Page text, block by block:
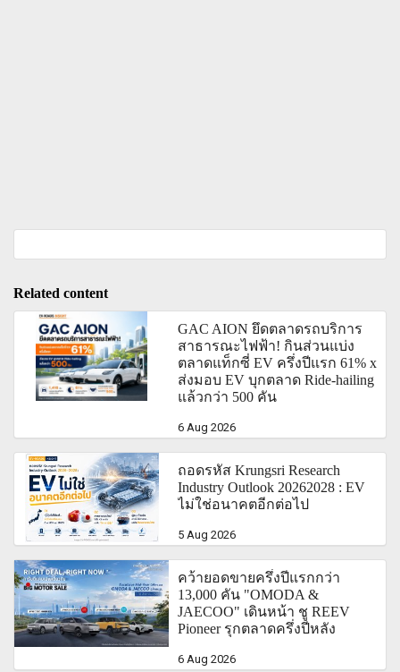
Related content
GAC AION ยึดตลาดรถบริการ
สาธารณะไฟฟ้า! กินส่วนแบ่ง
ตลาดแท็กซี่ EV ครึ่งปีแรก 61% x
ส่งมอบ EV บุกตลาด Ride-hailing
แล้วกว่า 500 คัน
6 Aug 2026
ถอดรหัส Krungsri Research
Industry Outlook 20262028 : EV
ไม่ใช่อนาคตอีกต่อไป
5 Aug 2026
คว้ายอดขายครึ่งปีแรกกว่า
13,000 คัน "OMODA &
JAECOO" เดินหน้า ชู REEV
Pioneer รุกตลาดครึ่งปีหลัง
6 Aug 2026